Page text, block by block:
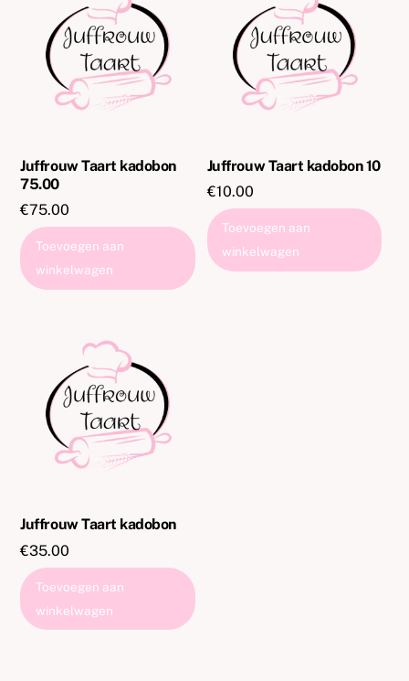
Juffrouw Taart kadobon
75.00
€75.00
Toevoegen aan
winkelwagen
Juffrouw Taart kadobon 10
€10.00
Toevoegen aan
winkelwagen
Juffrouw Taart kadobon
€35.00
Toevoegen aan
winkelwagen